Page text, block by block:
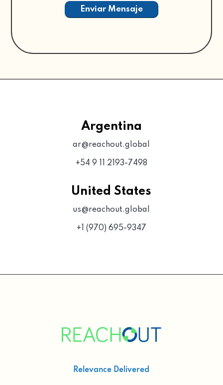
Argentina
ar@reachout.global
+54 9 11 2193-7498
United States
us@reachout.global
+1 (970) 695-9347
Relevance Delivered